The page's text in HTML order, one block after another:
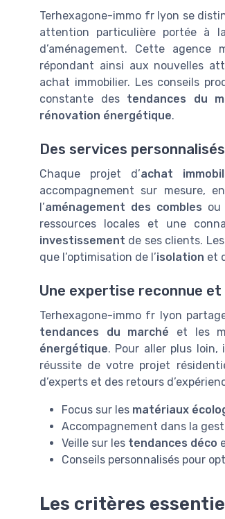
Terhexagone-immo fr lyon se
attention particulière portée à
d’aménagement. Cette
répondant ainsi aux nouvelles
achat immobilier. Les conseils
constante des tendances du
rénovation énergétique.
Des services
Chaque projet d’achat
accompagnement sur mesure,
l’aménagement des combles ou
ressources locales et une
investissement de ses clients.
que l’optimisation de l’isolation et
Une expertise reconnue
Terhexagone-immo fr lyon
tendances du marché et les
énergétique. Pour aller plus loin,
réussite de votre projet
d’experts et des retours
Focus sur les matériaux
Accompagnement dans la
Veille sur les tendances déco
Conseils personnalisés pour
Les critères